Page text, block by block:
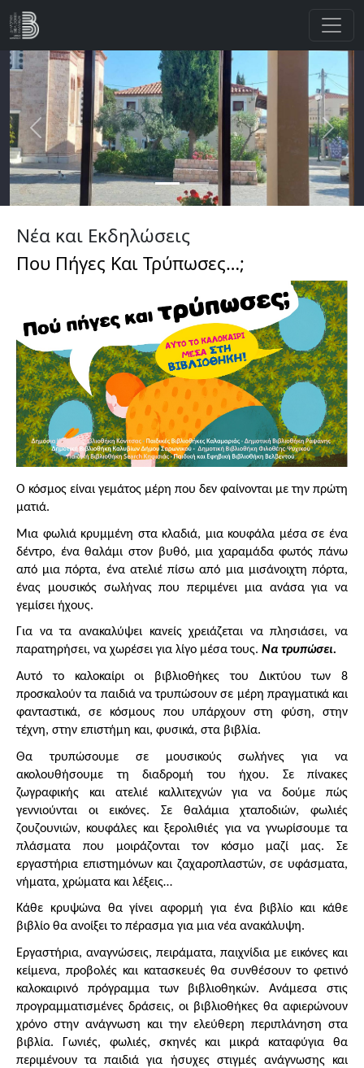
Παράκαμψη προς το κυρίως περιεχόμενο
Previous Next
Νέα και Εκδηλώσεις
Που Πήγες Και Τρύπωσες…;
Ο κόσμος είναι γεμάτος μέρη που δεν φαίνονται με την πρώτη
ματιά.
Μια φωλιά κρυμμένη στα κλαδιά, μια κουφάλα μέσα σε ένα
δέντρο, ένα θαλάμι στον βυθό, μια χαραμάδα φωτός πάνω
από μια πόρτα, ένα ατελιέ πίσω από μια μισάνοιχτη πόρτα,
ένας μουσικός σωλήνας που περιμένει μια ανάσα για να
γεμίσει ήχους.
Για να τα ανακαλύψει κανείς χρειάζεται να πλησιάσει, να
παρατηρήσει, να χωρέσει για λίγο μέσα τους. Να τρυπώσει.
Αυτό το καλοκαίρι οι βιβλιοθήκες του Δικτύου των 8
προσκαλούν τα παιδιά να τρυπώσουν σε μέρη πραγματικά και
φανταστικά, σε κόσμους που υπάρχουν στη φύση, στην
τέχνη, στην επιστήμη και, φυσικά, στα βιβλία.
Θα τρυπώσουμε σε μουσικούς σωλήνες για να
ακολουθήσουμε τη διαδρομή του ήχου. Σε πίνακες
ζωγραφικής και ατελιέ καλλιτεχνών για να δούμε πώς
γεννιούνται οι εικόνες. Σε θαλάμια χταποδιών, φωλιές
ζουζουνιών, κουφάλες και ξερολιθιές για να γνωρίσουμε τα
πλάσματα που μοιράζονται τον κόσμο μαζί μας. Σε
εργαστήρια επιστημόνων και ζαχαροπλαστών, σε υφάσματα,
νήματα, χρώματα και λέξεις…
Κάθε κρυψώνα θα γίνει αφορμή για ένα βιβλίο και κάθε
βιβλίο θα ανοίξει το πέρασμα για μια νέα ανακάλυψη.
Εργαστήρια, αναγνώσεις, πειράματα, παιχνίδια με εικόνες και
κείμενα, προβολές και κατασκευές θα συνθέσουν το φετινό
καλοκαιρινό πρόγραμμα των βιβλιοθηκών. Ανάμεσα στις
προγραμματισμένες δράσεις, οι βιβλιοθήκες θα αφιερώνουν
χρόνο στην ανάγνωση και την ελεύθερη περιπλάνηση στα
βιβλία. Γωνιές, φωλιές, σκηνές και μικρά καταφύγια θα
περιμένουν τα παιδιά για ήσυχες στιγμές ανάγνωσης και